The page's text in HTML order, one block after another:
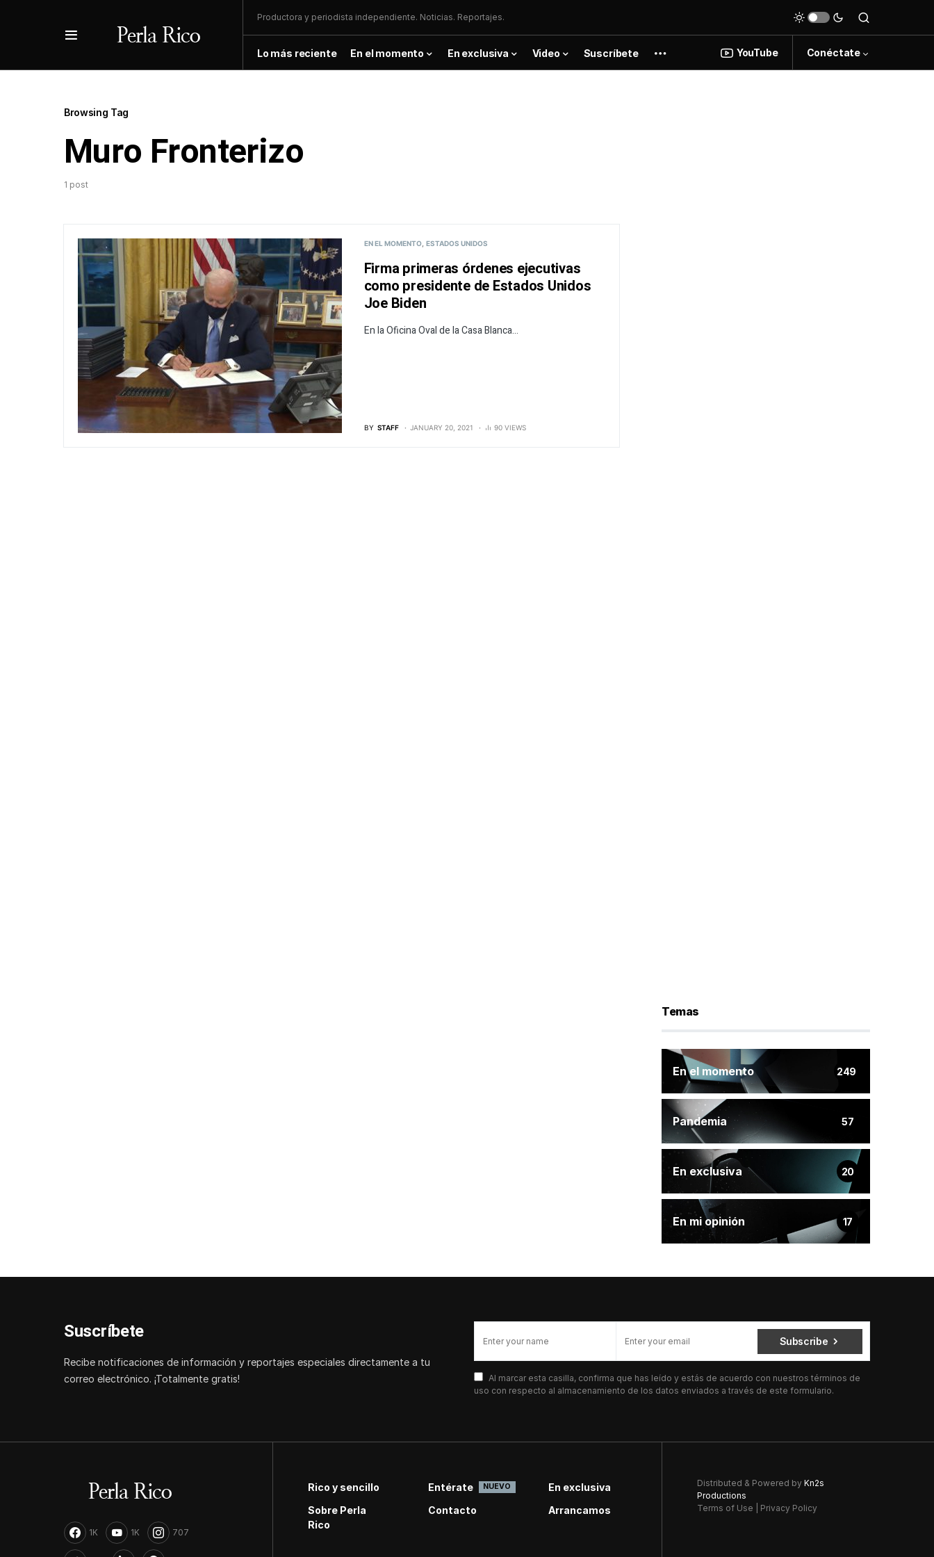
Productora y periodista independiente. Noticias. Reportajes.
Lo más reciente En el momento En exclusiva Video Suscríbete YouTube Conéctate
Browsing Tag
Muro Fronterizo
1 post
EN EL MOMENTO ESTADOS UNIDOS
Firma primeras órdenes ejecutivas
como presidente de Estados Unidos
Joe Biden
En la Oficina Oval de la Casa Blanca...
BY STAFF JANUARY 20, 2021 90 VIEWS
Temas
En el momento 249
Pandemia 57
En exclusiva 20
En mi opinión 17
Suscríbete
Recibe notificaciones de información y reportajes especiales directamente a tu
correo electrónico. ¡Totalmente gratis!
Subscribe
Al marcar esta casilla, confirma que has leído y estás de acuerdo con nuestros términos de
uso con respecto al almacenamiento de los datos enviados a través de este formulario.
1K 1K 707
Rico y sencillo Entérate NUEVO
En exclusiva
Sobre Perla
Rico
Contacto Arrancamos
Distributed & Powered by Kn2s
Productions
Terms of Use
Privacy Policy